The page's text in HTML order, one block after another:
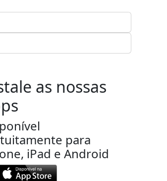
as nossas
para
iPad e Android